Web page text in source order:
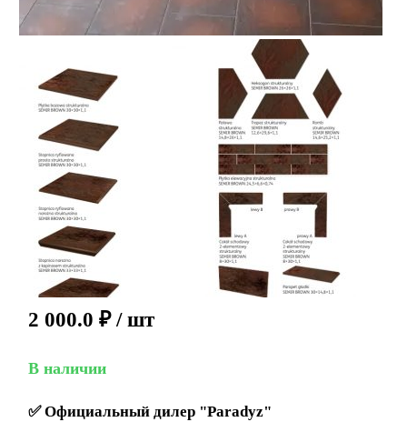
2 000.0 ₽ / шт
В наличии
✅Официальный дилер "Paradyz"